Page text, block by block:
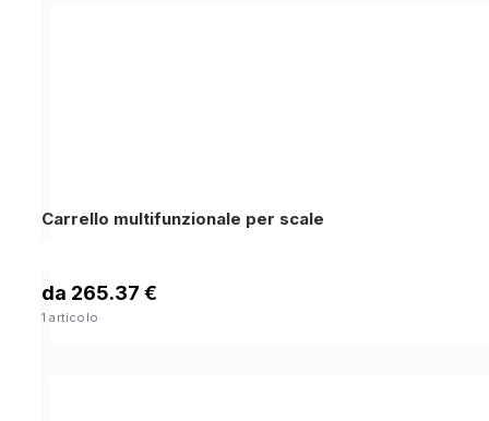
Carrello multifunzionale per scale
da 265.37 €
1 articolo